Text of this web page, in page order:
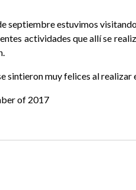
septiembre estuvimos
actividades que allí se
sintieron muy felices al realizar
of 2017